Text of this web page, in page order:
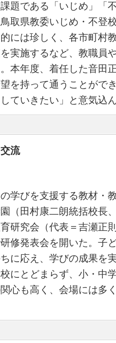
題である「いじめ」「
取県教委いじめ・不登
には珍しく、各市町村
実施するなど、教職員
本年度、着任した音田
を持って通うことがで
ていきたい」と意気込
流
学びを支援する教材・
（田村康二朗統括校長
研究会（代表＝吉瀬正
修発表会を開いた。子
に応え、学びの成果を
にとどまらず、小・中
心も高く、会場には多